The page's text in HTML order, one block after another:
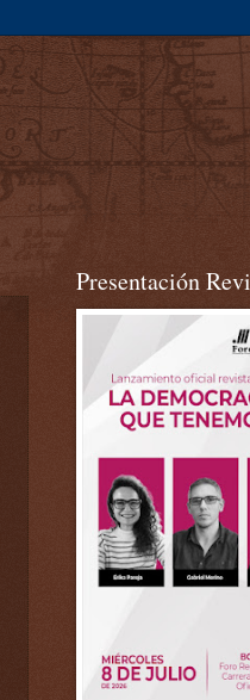
Presentación